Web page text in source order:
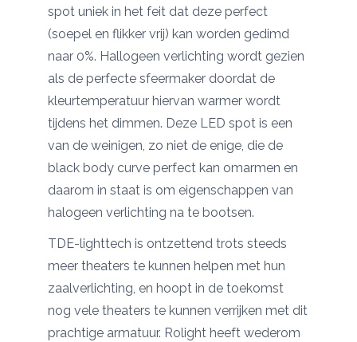
spot uniek in het feit dat deze perfect
(soepel en flikker vrij) kan worden gedimd
naar 0%. Hallogeen verlichting wordt gezien
als de perfecte sfeermaker doordat de
kleurtemperatuur hiervan warmer wordt
tijdens het dimmen. Deze LED spot is een
van de weinigen, zo niet de enige, die de
black body curve perfect kan omarmen en
daarom in staat is om eigenschappen van
halogeen verlichting na te bootsen.
TDE-lighttech is ontzettend trots steeds
meer theaters te kunnen helpen met hun
zaalverlichting, en hoopt in de toekomst
nog vele theaters te kunnen verrijken met dit
prachtige armatuur. Rolight heeft wederom